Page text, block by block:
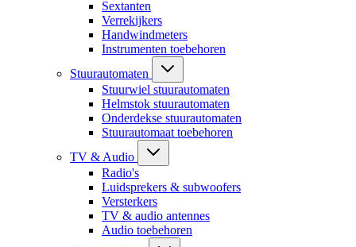
Sextanten
Verrekijkers
Handwindmeters
Instrumenten toebehoren
Stuurautomaten
Stuurwiel stuurautomaten
Helmstok stuurautomaten
Onderdekse stuurautomaten
Stuurautomaat toebehoren
TV & Audio
Radio's
Luidsprekers & subwoofers
Versterkers
TV & audio antennes
Audio toebehoren